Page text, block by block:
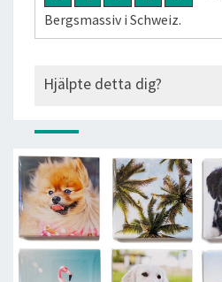
Bergsmassiv i Schweiz.
Hjälpte detta dig?